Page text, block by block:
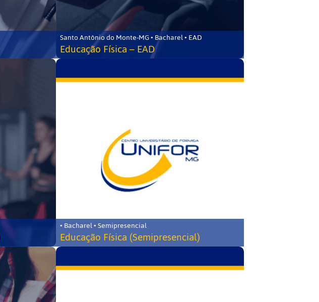
Santo Antônio do Monte-MG • Bacharel • EAD
Educação Física – EAD
• Bacharel • Semipresencial
Educação Física (Semipresencial)